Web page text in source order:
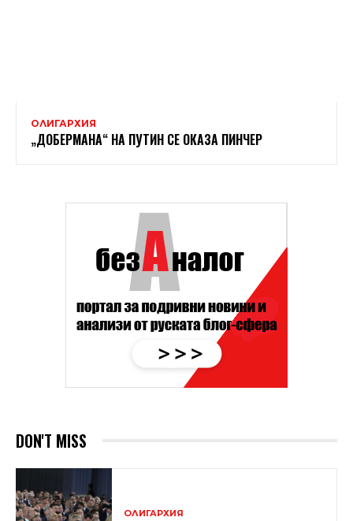
ОЛИГАРХИЯ
„ДОБЕРМАНА“ НА ПУТИН СЕ ОКАЗА ПИНЧЕР
DON'T MISS
ОЛИГАРХИЯ